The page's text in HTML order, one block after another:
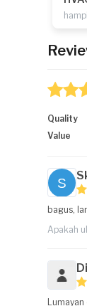
Quality
Value
bagus,
Apakah